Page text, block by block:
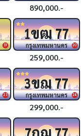
890,000.-
19 20
1ขฒ77
กรุงเทพมหานคร
259,000.-
23 24
3ขฌ77
กรุงเทพมหานคร
299,000.-
กฌ